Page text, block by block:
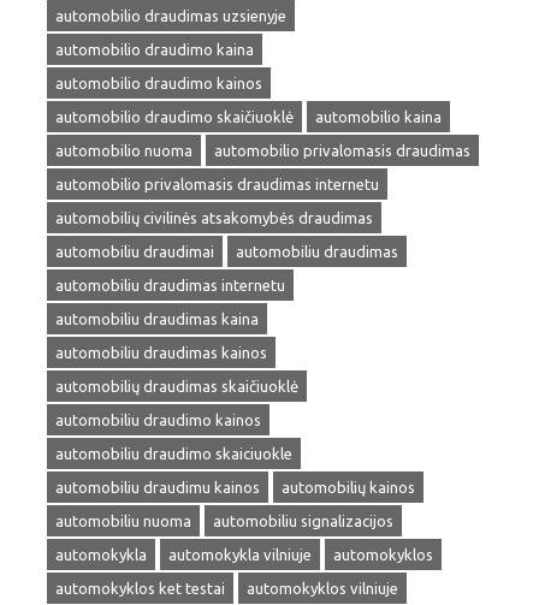
automobilio draudimas uzsienyje
automobilio draudimo kaina
automobilio draudimo kainos
automobilio draudimo skaičiuoklė
automobilio kaina
automobilio nuoma
automobilio privalomasis draudimas
automobilio privalomasis draudimas internetu
automobilių civilinės atsakomybės draudimas
automobiliu draudimai
automobiliu draudimas
automobiliu draudimas internetu
automobiliu draudimas kaina
automobiliu draudimas kainos
automobilių draudimas skaičiuoklė
automobiliu draudimo kainos
automobiliu draudimo skaiciuokle
automobiliu draudimu kainos
automobilių kainos
automobiliu nuoma
automobiliu signalizacijos
automokykla
automokykla vilniuje
automokyklos
automokyklos ket testai
automokyklos vilniuje